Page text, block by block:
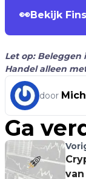
👀Bekijk
Let op: Beleggen
Handel alleen
door
Ga